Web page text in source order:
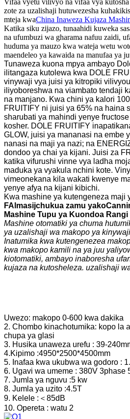
Vifaa vyetu vilivyo na vifaa vya kutosha
zote za uzalishaji hutuwezesha
mteja kwaChina Inaweza Kujaza
Katika siku zijazo, tunaahidi kuweka
na ufumbuzi wa gharama nafuu zaidi,
huduma ya mauzo kwa wateja wetu
maendeleo ya kawaida na manufaa ya
Tunaweza kuona mpya ambayo
ilitangaza kutolewa kwa DOLE
vinywaji vya juisi ya kitropiki
iliyoboreshwa na viambato tendaji
na manjano. Kwa chini ya kalori
FRUITIFY ni juisi ya 65% na haina
sharubati ya mahindi yenye
kosher. DOLE FRUITIFY
GLOW, juisi ya mananasi na embe
nanasi na maji ya nazi; na
dondoo ya chai ya kijani. Juisi za
katika vifurushi vinne vya ladha
maduka ya vyakula nchini kote.
vimeonekana kila wakati kwenye
yenye afya na kijani kibichi.
Kwa mashine ya kutengeneza maji
FAlmasijchukua zamu yakoC
Mashine Tupu ya Kuondoa Rangi
Mashine otomatiki ya chuma
ya uzalishaji wa makopo ya
Inatumika kwa kutengenezea
kwa makopo kamili na ya juu
kiotomatiki, ambayo inaboresha
kujaza na kutosheleza. uzalishaji
Uwezo: makopo 0-600 kwa dakika
2. Chombo kinachotumika: kopo la
chupa ya glasi
3. Husika unaweza urefu : 39-
4.Kipimo :4950*2500*4500mm
5. Inafaa kwa ukubwa wa godoro :
6. Ugavi wa umeme : 380V 3phase
7. Jumla ya nguvu :5 kw
8. Jumla ya uzito :4.5T
9. Kelele :＜85dB
10. Opereta : watu 2